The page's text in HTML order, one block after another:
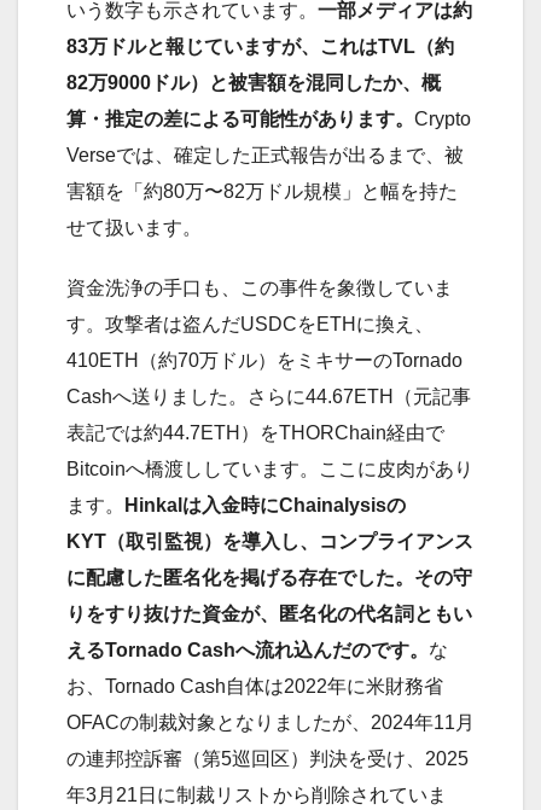
いう数字も示されています。 一部メディアは約
83万ドルと報じていますが、これはTVL（約
82万9000ドル）と被害額を混同したか、概
算・推定の差による可能性があります。 Crypto
Verseでは、確定した正式報告が出るまで、被
害額を「約80万〜82万ドル規模」と幅を持た
せて扱います。
資金洗浄の手口も、この事件を象徴していま
す。攻撃者は盗んだUSDCをETHに換え、
410ETH（約70万ドル）をミキサーのTornado
Cashへ送りました。さらに44.67ETH（元記事
表記では約44.7ETH）をTHORChain経由で
Bitcoinへ橋渡ししています。ここに皮肉があり
ます。
Hinkalは入金時にChainalysisの
KYT（取引監視）を導入し、コンプライアンス
に配慮した匿名化を掲げる存在でした。その守
りをすり抜けた資金が、匿名化の代名詞ともい
えるTornado Cashへ流れ込んだのです。 な
お、Tornado Cash自体は2022年に米財務省
OFACの制裁対象となりましたが、2024年11月
の連邦控訴審（第5巡回区）判決を受け、2025
年3月21日に制裁リストから削除されていま